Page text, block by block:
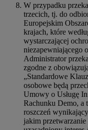
W przypadku
trzecich, tj. do
Europejskim
krajach, które
wystarczającej
niezapewniającego
Administrator
zgodne z
„Standardowe
osobowe będą
Umowy o Usługę
Rachunku Demo, a
roszczeń
jakim